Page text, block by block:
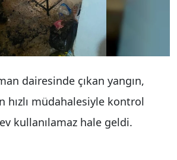
dairesinde çıkan yangın,
hızlı müdahalesiyle kontrol
kullanılamaz hale geldi.